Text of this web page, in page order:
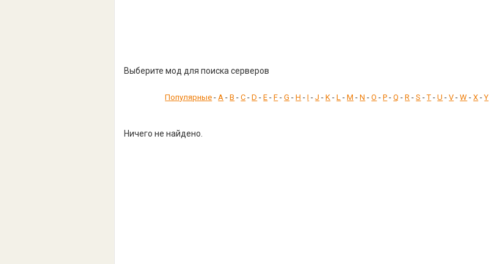
Выберите мод для поиска серверов
Популярные -A -B -C -D -E -F -G -H -I -J -K -L -M -N -O -P -Q -R -S -T -U -V -W -X -Y
Ничего не найдено.